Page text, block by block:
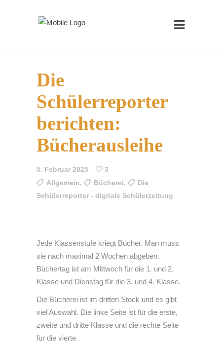
Die
Schülerreporter
berichten:
Bücherausleihe
5. Februar 2025
3
Allgemein, Bücherei,
Die
Schülerreporter - digitale Schülerzeitung
Jede Klassenstufe kriegt Bücher. Man muss
sie nach maximal 2 Wochen abgeben.
Büchertag ist am Mittwoch für die 1. und 2.
Klasse und Dienstag für die 3. und 4. Klasse.
Die Bücherei ist im dritten Stock und es gibt
viel Auswahl. Die linke Seite ist für die erste,
zweite und dritte Klasse und die rechte Seite
für die vierte